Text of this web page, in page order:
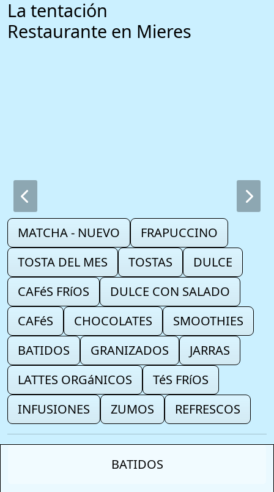
La tentación
Restaurante en Mieres
MATCHA - NUEVO
FRAPUCCINO
TOSTA DEL MES
TOSTAS
DULCE
CAFéS FRíOS
DULCE CON SALADO
CAFéS
CHOCOLATES
SMOOTHIES
BATIDOS
GRANIZADOS
JARRAS
LATTES ORGáNICOS
TéS FRíOS
INFUSIONES
ZUMOS REFRESCOS
BATIDOS